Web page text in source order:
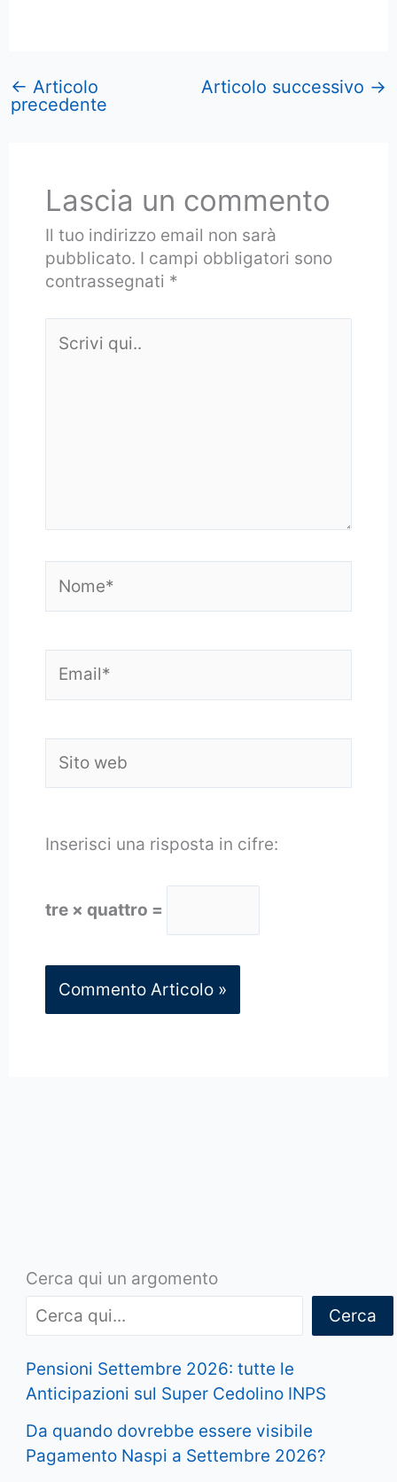
← Articolo
precedente
Articolo successivo →
Lascia un commento
Il tuo indirizzo email non sarà
pubblicato. I campi obbligatori sono
contrassegnati *
qui..
web
Inserisci una risposta in cifre:
tre × quattro =
Cerca qui un argomento
Cerca
Pensioni Settembre 2026: tutte le
Anticipazioni sul Super Cedolino INPS
Da quando dovrebbe essere visibile
Pagamento Naspi a Settembre 2026?